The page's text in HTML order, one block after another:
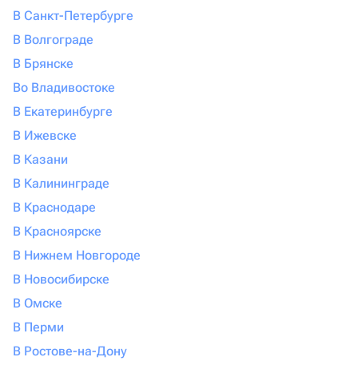
В Санкт-Петербурге
В Волгограде
В Брянске
Во Владивостоке
В Екатеринбурге
В Ижевске
В Казани
В Калининграде
В Краснодаре
В Красноярске
В Нижнем Новгороде
В Новосибирске
В Омске
В Перми
В Ростове-на-Дону